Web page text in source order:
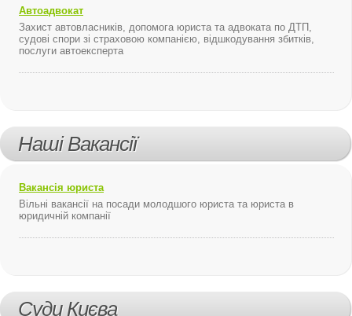
Автоадвокат
Захист автовласників, допомога юриста та адвоката по ДТП,
судові спори зі страховою компанією, відшкодування збитків,
послуги автоексперта
Наші Вакансії
Вакансія юриста
Вільні вакансії на посади молодшого юриста та юриста в
юридичній компанії
Суди Києва